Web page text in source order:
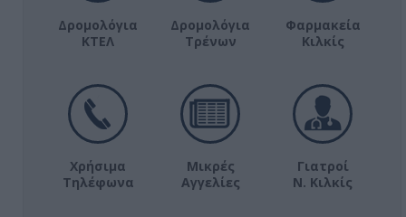
Δρομολόγια
ΚΤΕΛ
Δρομολόγια
Τρένων
Φαρμακεία
Κιλκίς
Χρήσιμα
Τηλέφωνα
Μικρές
Αγγελίες
Γιατροί
Ν. Κιλκίς